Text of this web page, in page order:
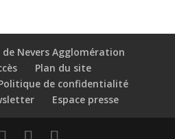
Nevers Agglomération
Plan du site
de confidentialité
Espace presse